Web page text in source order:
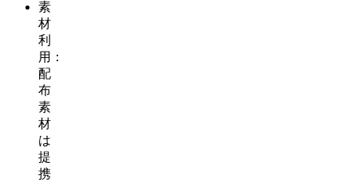
素
材
利
用：
配
布
素
材
は
提
携